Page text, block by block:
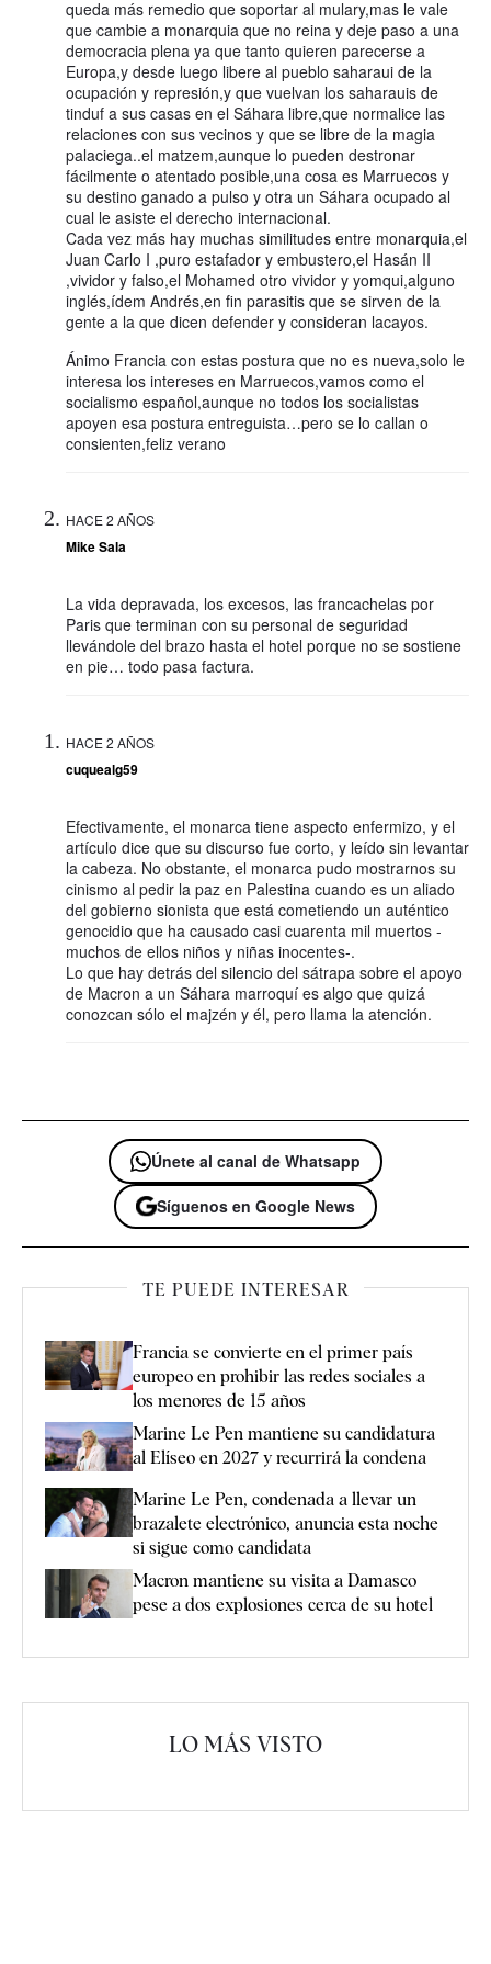
queda más remedio que soportar al mulary,mas le vale
que cambie a monarquia que no reina y deje paso a una
democracia plena ya que tanto quieren parecerse a
Europa,y desde luego libere al pueblo saharaui de la
ocupación y represión,y que vuelvan los saharauis de
tinduf a sus casas en el Sáhara libre,que normalice las
relaciones con sus vecinos y que se libre de la magia
palaciega..el matzem,aunque lo pueden destronar
fácilmente o atentado posible,una cosa es Marruecos y
su destino ganado a pulso y otra un Sáhara ocupado al
cual le asiste el derecho internacional.
Cada vez más hay muchas similitudes entre monarquia,el
Juan Carlo I ,puro estafador y embustero,el Hasán II
,vividor y falso,el Mohamed otro vividor y yomqui,alguno
inglés,ídem Andrés,en fin parasitis que se sirven de la
gente a la que dicen defender y consideran lacayos.
Ánimo Francia con estas postura que no es nueva,solo le
interesa los intereses en Marruecos,vamos como el
socialismo español,aunque no todos los socialistas
apoyen esa postura entreguista…pero se lo callan o
consienten,feliz verano
HACE 2 AÑOS
Mike Sala
La vida depravada, los excesos, las francachelas por
Paris que terminan con su personal de seguridad
llevándole del brazo hasta el hotel porque no se sostiene
en pie… todo pasa factura.
HACE 2 AÑOS
cuquealg59
Efectivamente, el monarca tiene aspecto enfermizo, y el
artículo dice que su discurso fue corto, y leído sin levantar
la cabeza. No obstante, el monarca pudo mostrarnos su
cinismo al pedir la paz en Palestina cuando es un aliado
del gobierno sionista que está cometiendo un auténtico
genocidio que ha causado casi cuarenta mil muertos -
muchos de ellos niños y niñas inocentes-.
Lo que hay detrás del silencio del sátrapa sobre el apoyo
de Macron a un Sáhara marroquí es algo que quizá
conozcan sólo el majzén y él, pero llama la atención.
Únete al canal de Whatsapp
Síguenos en Google News
TE PUEDE INTERESAR
Francia se convierte en el primer país
europeo en prohibir las redes sociales a
los menores de 15 años
Marine Le Pen mantiene su candidatura
al Elíseo en 2027 y recurrirá la condena
Marine Le Pen, condenada a llevar un
brazalete electrónico, anuncia esta noche
si sigue como candidata
Macron mantiene su visita a Damasco
pese a dos explosiones cerca de su hotel
LO MÁS VISTO